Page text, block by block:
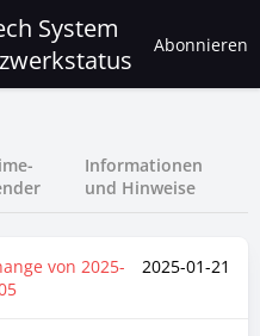
System
Abonnieren
Informationen
und Hinweise
2025-01-21
von 2025-